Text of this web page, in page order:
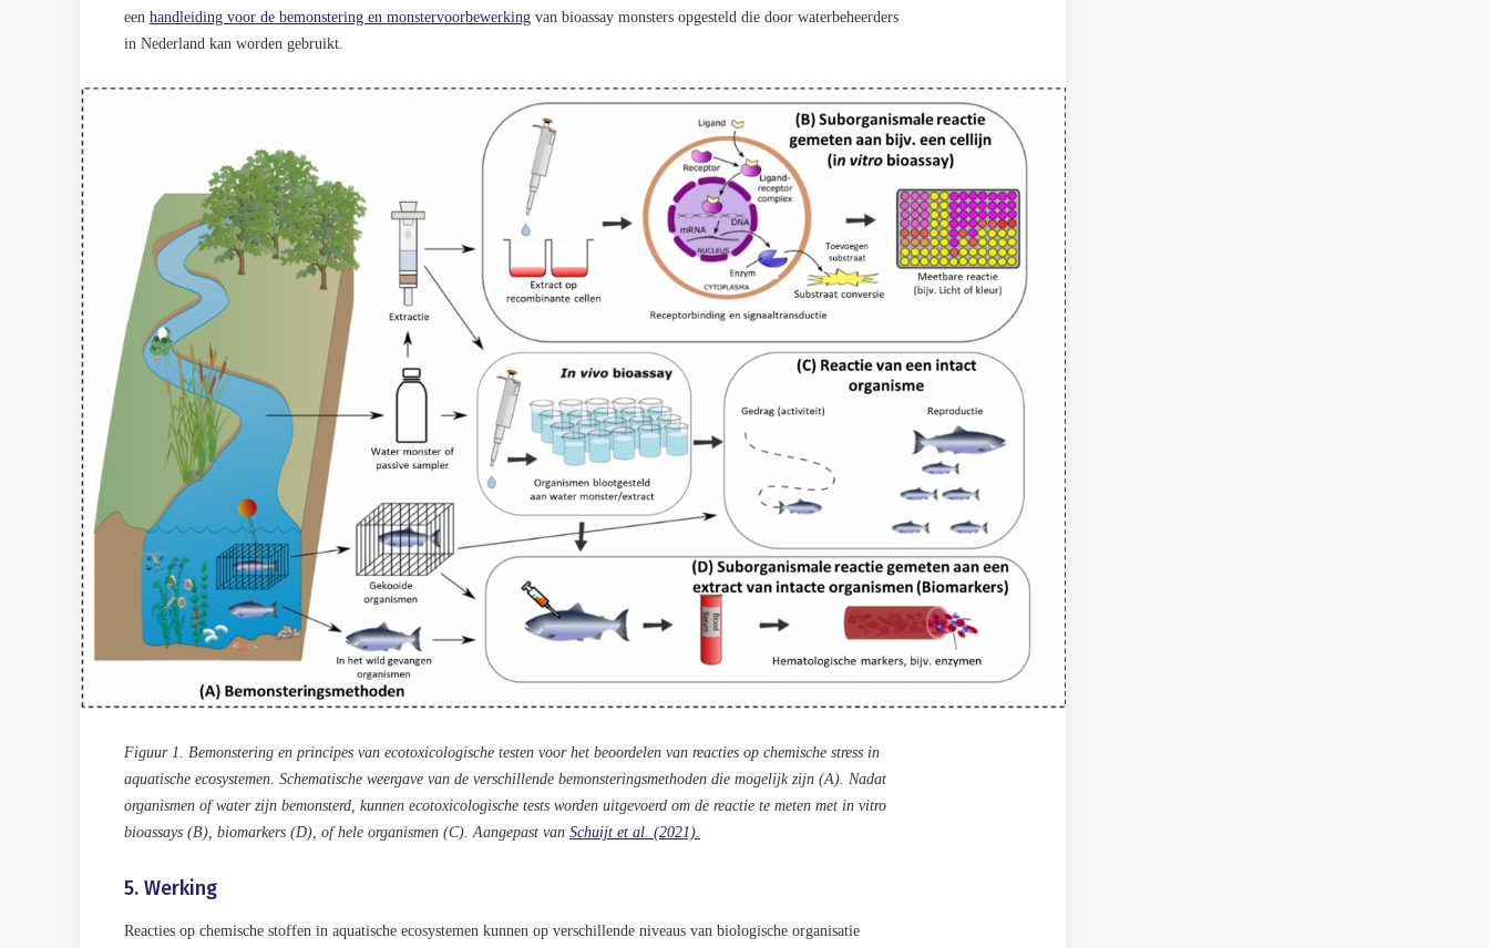
een handleiding voor de bemonstering en monstervoorbewerking van bioassay monsters opgesteld die door waterbeheerders
in Nederland kan worden gebruikt.
Figuur 1. Bemonstering en principes van ecotoxicologische testen voor het beoordelen van reacties op chemische stress in
aquatische ecosystemen. Schematische weergave van de verschillende bemonsteringsmethoden die mogelijk zijn (A). Nadat
organismen of water zijn bemonsterd, kunnen ecotoxicologische tests worden uitgevoerd om de reactie te meten met in vitro
bioassays (B), biomarkers (D), of hele organismen (C). Aangepast van Schuijt et al. (2021).
5. Werking
Reacties op chemische stoffen in aquatische ecosystemen kunnen op verschillende niveaus van biologische organisatie